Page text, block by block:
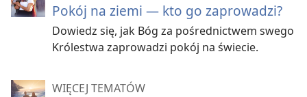
Pokój na ziemi — kto go zaprowadzi?
Dowiedz się, jak Bóg za pośrednictwem swego
Królestwa zaprowadzi pokój na świecie.
WIĘCEJ TEMATÓW